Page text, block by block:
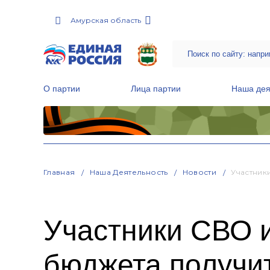
Амурская область
О партии Лица партии Наша
Главная Наша Деятельность Новости
Участники СВО